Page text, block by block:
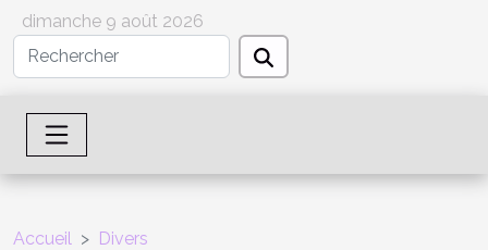
dimanche 9 août 2026
Accueil
Divers